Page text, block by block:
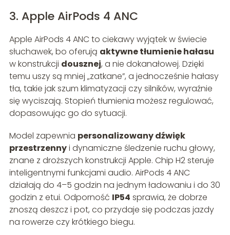
3. Apple AirPods 4 ANC
Apple AirPods 4 ANC to ciekawy wyjątek w świecie
słuchawek, bo oferują aktywne tłumienie hałasu
w konstrukcji dousznej, a nie dokanałowej. Dzięki
temu uszy są mniej „zatkane”, a jednocześnie hałasy
tła, takie jak szum klimatyzacji czy silników, wyraźnie
się wyciszają. Stopień tłumienia możesz regulować,
dopasowując go do sytuacji.
Model zapewnia personalizowany dźwięk
przestrzennyi dynamiczne śledzenie ruchu głowy,
znane z droższych konstrukcji Apple. Chip H2 steruje
inteligentnymi funkcjami audio. AirPods 4 ANC
działają do 4–5 godzin na jednym ładowaniu i do 30
godzin z etui. Odporność IP54 sprawia, że dobrze
znoszą deszcz i pot, co przydaje się podczas jazdy
na rowerze czy krótkiego biegu.